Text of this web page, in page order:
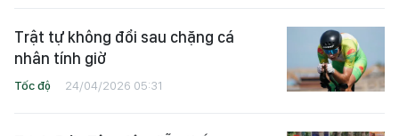
Trật tự không đổi sau chặng cá
nhân tính giờ
Tốc độ 24/04/2026 05:31